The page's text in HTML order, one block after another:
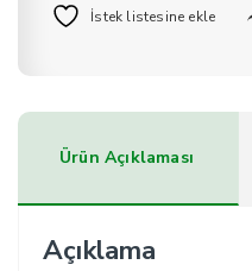
İstek listesine ekle
Ürün Açıklaması
Açıklama